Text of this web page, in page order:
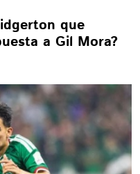
que
a Gil Mora?